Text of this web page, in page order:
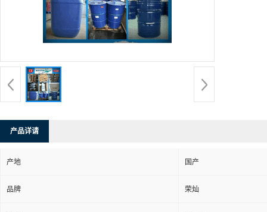
产品详请
产地 国产
品牌 荣灿